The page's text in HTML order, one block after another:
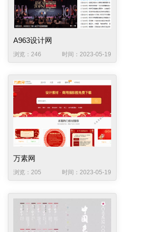
A963设计网
浏览：246 时间：2023-05-19
万素网
浏览：205 时间：2023-05-19